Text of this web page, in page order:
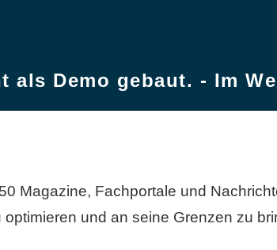
als Demo gebaut. - Im
Magazine, Fachportale und
und an seine Grenzen zu